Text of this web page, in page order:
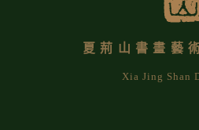
夏荊山書畫藝
Xia Jing Shan